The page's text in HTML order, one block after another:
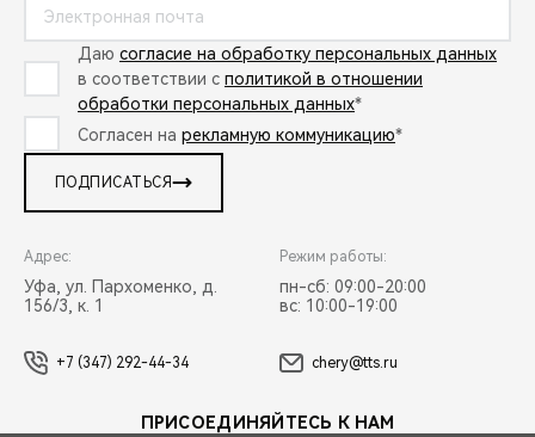
Даю согласие на обработку персональных данных
в соответствии с политикой в отношении
обработки персональных данных*
Согласен на рекламную коммуникацию*
ПОДПИСАТЬСЯ
Адрес:
Уфа, ул. Пархоменко, д.
156/3, к. 1
Режим работы:
пн-сб: 09:00-20:00
вс: 10:00-19:00
+7 (347) 292-44-34 chery@tts.ru
ПРИСОЕДИНЯЙТЕСЬ К НАМ